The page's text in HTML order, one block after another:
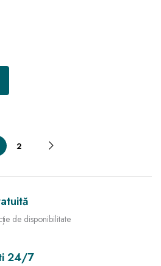
2
de disponibilitate
24/7